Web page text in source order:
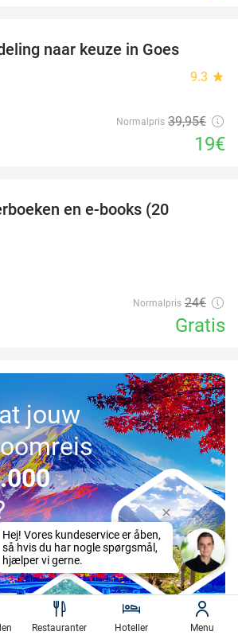
naar keuze in Goes
9.3 star
Normalpris 39,95€
19€
en e-books (20
Normalpris 24€
Gratis
jouw
Restauranter Hoteller Menu